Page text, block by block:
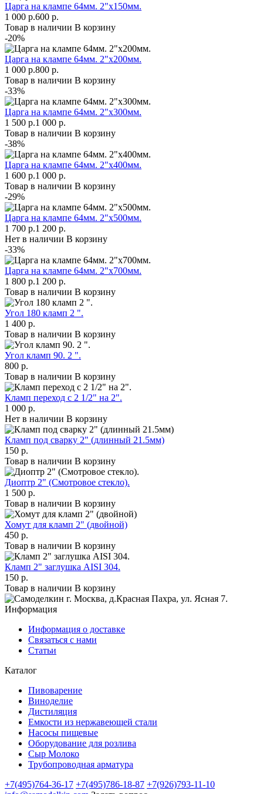
Царга на клампе 64мм. 2"х150мм.
1 000 р.600 р.
Товар в наличии В корзину
-20%
Царга на клампе 64мм. 2"х200мм.
1 000 р.800 р.
Товар в наличии В корзину
-33%
Царга на клампе 64мм. 2"х300мм.
1 500 р.1 000 р.
Товар в наличии В корзину
-38%
Царга на клампе 64мм. 2"х400мм.
1 600 р.1 000 р.
Товар в наличии В корзину
-29%
Царга на клампе 64мм. 2"х500мм.
1 700 р.1 200 р.
Нет в наличии В корзину
-33%
Царга на клампе 64мм. 2"х700мм.
1 800 р.1 200 р.
Товар в наличии В корзину
Угол 180 кламп 2 ".
1 400 р.
Товар в наличии В корзину
Угол кламп 90. 2 ".
800 р.
Товар в наличии В корзину
Кламп переход с 2 1/2" на 2".
1 000 р.
Нет в наличии В корзину
Кламп под сварку 2" (длинный 21.5мм)
150 р.
Товар в наличии В корзину
Диоптр 2" (Смотровое стекло).
1 500 р.
Товар в наличии В корзину
Хомут для кламп 2" (двойной)
450 р.
Товар в наличии В корзину
Кламп 2" заглушка AISI 304.
150 р.
Товар в наличии В корзину
г. Москва, д.Красная Пахра, ул. Ясная 7.
Информация
Информация о доставке
Связаться с нами
Статьи
Каталог
Пивоварение
Виноделие
Дистиляция
Емкости из нержавеющей стали
Насосы пищевые
Оборудование для розлива
Сыр Молоко
Трубопроводная арматура
+7(495)764-36-17 +7(495)786-18-87 +7(926)793-11-10